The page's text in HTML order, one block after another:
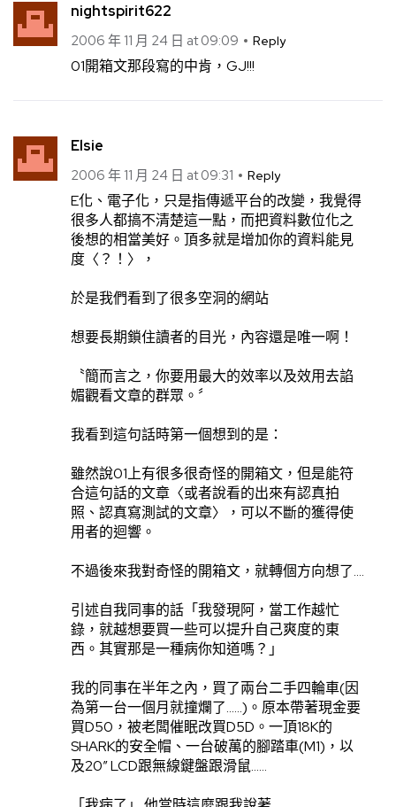
nightspirit622
2006 年 11 月 24 日 at 09:09 Reply
01開箱文那段寫的中肯，GJ!!!
Elsie
2006 年 11 月 24 日 at 09:31 Reply
E化、電子化，只是指傳遞平台的改變，我覺得
很多人都搞不清楚這一點，而把資料數位化之
後想的相當美好。頂多就是增加你的資料能見
度〈？！〉，
於是我們看到了很多空洞的網站
想要長期鎖住讀者的目光，內容還是唯一啊！
〝簡而言之，你要用最大的效率以及效用去諂
媚觀看文章的群眾。〞
我看到這句話時第一個想到的是：
雖然說01上有很多很奇怪的開箱文，但是能符
合這句話的文章〈或者說看的出來有認真拍
照、認真寫測試的文章〉，可以不斷的獲得使
用者的迴響。
不過後來我對奇怪的開箱文，就轉個方向想了….
引述自我同事的話「我發現阿，當工作越忙
錄，就越想要買一些可以提升自己爽度的東
西。其實那是一種病你知道嗎？」
我的同事在半年之內，買了兩台二手四輪車(因
為第一台一個月就撞爛了……)。原本帶著現金要
買D50，被老闆催眠改買D5D。一頂18K的
SHARK的安全帽、一台破萬的腳踏車(M1)，以
及20″ LCD跟無線鍵盤跟滑鼠……